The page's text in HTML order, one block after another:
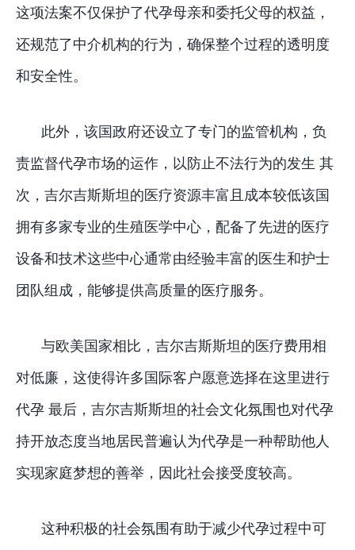
这项法案不仅保护了代孕母亲和委托父母的权益，
还规范了中介机构的行为，确保整个过程的透明度
和安全性。
此外，该国政府还设立了专门的监管机构，负
责监督代孕市场的运作，以防止不法行为的发生 其
次，吉尔吉斯斯坦的医疗资源丰富且成本较低该国
拥有多家专业的生殖医学中心，配备了先进的医疗
设备和技术这些中心通常由经验丰富的医生和护士
团队组成，能够提供高质量的医疗服务。
与欧美国家相比，吉尔吉斯斯坦的医疗费用相
对低廉，这使得许多国际客户愿意选择在这里进行
代孕 最后，吉尔吉斯斯坦的社会文化氛围也对代孕
持开放态度当地居民普遍认为代孕是一种帮助他人
实现家庭梦想的善举，因此社会接受度较高。
这种积极的社会氛围有助于减少代孕过程中可